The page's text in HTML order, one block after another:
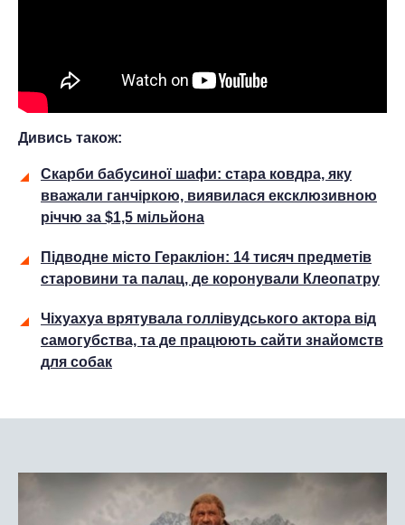
Дивись також:
Скарби бабусиної шафи: стара ковдра, яку
вважали ганчіркою, виявилася ексклюзивною
річчю за $1,5 мільйона
Підводне місто Геракліон: 14 тисяч предметів
старовини та палац, де коронували Клеопатру
Чіхуахуа врятувала голлівудського актора від
самогубства, та де працюють сайти знайомств
для собак